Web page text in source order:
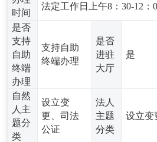
时间
法定工作日上午8：30-12：
是否
支持
自助
终端
办理
支持自助
终端办理
是否
进驻
大厅
是
自然
人主
题分
类
设立变
更、司法
公证
法人
主题
分类
设立变